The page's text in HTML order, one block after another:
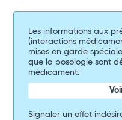
Les informations aux
(interactions
mises en garde
que la posologie sont
médicament.
Signaler un effet